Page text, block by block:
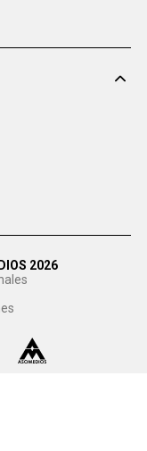
2026